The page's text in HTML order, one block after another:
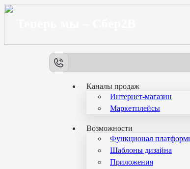
Каналы продаж
Интернет-магазин
Маркетплейсы
Возможности
Функционал
Шаблоны дизайна
Приложения